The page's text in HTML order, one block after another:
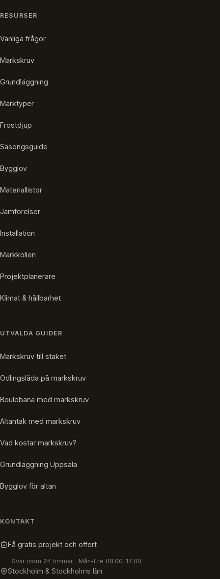
RESURSER
Vanliga frågor
Markskruv
Grundläggning
Marktyper
Frostdjup
Säsongsguide
Bygglov
Materiallistor
Jämförelser
Installation
Markkollen
Projektplanerare
Klimat & hållbarhet
UTVALDA GUIDER
Markskruv till staket
Odlingslåda på markskruv
Boulebana med markskruv
Altantak med markskruv
Vad kostar markskruv?
Grundläggning Uppsala
Bygglov för altan
KONTAKT
Få gratis projekt och offert
Svar inom 24 timmar · Mån-Fre 08:00-17:00
Stockholm & Stockholms län